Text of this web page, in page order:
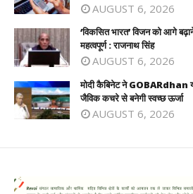
AUGUST 6, 2026
‘विकसित भारत’ विजन को आगे
महत्वपूर्ण : राजनाथ सिंह
AUGUST 6, 2026
मोदी कैबिनेट ने GOBARdhan
जैविक कचरे से बनेगी स्वच्छ ऊर्जा
AUGUST 6, 2026